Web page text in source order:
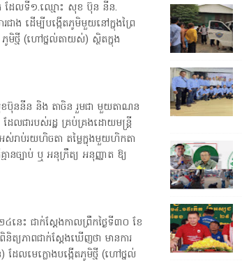
ក់ ដែលទី១.ឈ្មោះ សុខ ប៊ុន នីន.
ង ដើម្បីបង្កើតភូមិមួយនៅក្នុងព្រៃ
មិថ្មី (ហៅថ្នល់តាយស់) ស្ថិតក្នុង
ខប៊ុននីន និង តាចិន រួមជា មួយតាណន
លជារបស់រដ្ឋ គ្រប់គ្រងដោយមន្ត្រី
រាប់រយហិចតា តម្លៃក្នុងមួយហិកតា
នច្បាប់ ឬ អនុក្រឹត្យ អនុញ្ញាត ឱ្យ
នេះ ជាក់ស្តែងកាលព្រឹកថ្ងៃទី៣០ ខែ
ត្យភាពជាក់ស្តែងឃើញថា មានការ
លមេក្លោងបង្កើតភូមិថ្មី (ហៅថ្នល់